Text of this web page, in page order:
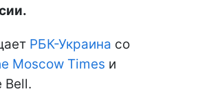
РБК-Украина со
Moscow Times и
Bell.